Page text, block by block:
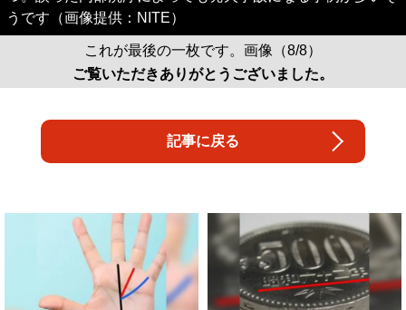
うです（画像提供：NITE）
これが最後の一枚です。画像（8/8）
ご覧いただきありがとうございました。
記事に戻る